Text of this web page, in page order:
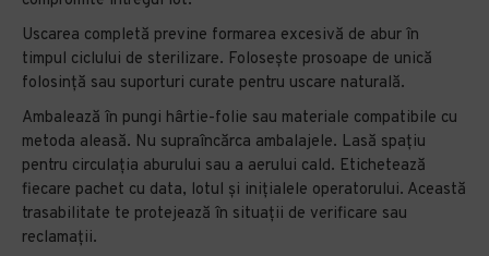
Uscarea completă previne formarea excesivă de abur în
timpul ciclului de sterilizare. Folosește prosoape de unică
folosință sau suporturi curate pentru uscare naturală.
Ambalează în pungi hârtie-folie sau materiale compatibile cu
metoda aleasă. Nu supraîncărca ambalajele. Lasă spațiu
pentru circulația aburului sau a aerului cald. Etichetează
fiecare pachet cu data, lotul și inițialele operatorului. Această
trasabilitate te protejează în situații de verificare sau
reclamații.